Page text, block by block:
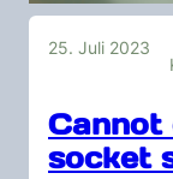
25. Juli 2023
Cannot
socket